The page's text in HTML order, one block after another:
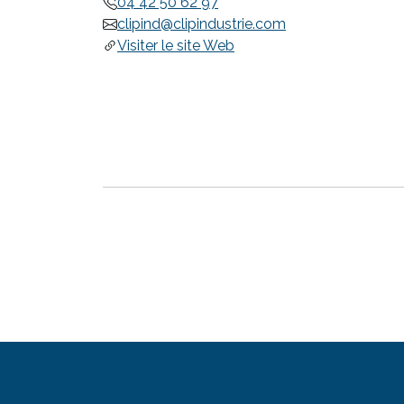
clipind@clipindustrie.com
Visiter le site Web